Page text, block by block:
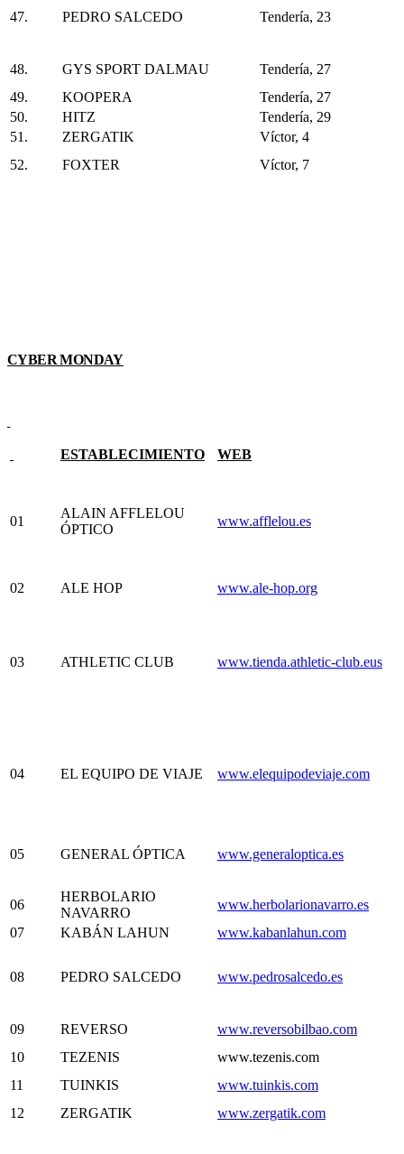
47. PEDRO SALCEDO Tendería, 23
48. GYS SPORT DALMAU
Tendería, 27
49.
KOOPERA
Tendería, 27
50.
HITZ
Tendería, 29
51.
ZERGATIK
Víctor, 4
52.
FOXTER Víctor, 7
CYBER MONDAY
ESTABLECIMIENTO WEB
01
ALAIN AFFLELOU
ÓPTICO
www.afflelou.es
02 ALE HOP www.ale-hop.org
03 ATHLETIC CLUB www.tienda.athletic-club.eus
04 EL EQUIPO DE VIAJE www.elequipodeviaje.com
05 GENERAL ÓPTICA www.generaloptica.es
06
HERBOLARIO
NAVARRO
www.herbolarionavarro.es
07
KABÁN LAHUN www.kabanlahun.com
08 PEDRO SALCEDO www.pedrosalcedo.es
09 REVERSO
www.reversobilbao.com
10
TEZENIS
www.tezenis.com
11
TUINKIS
www.tuinkis.com
12
ZERGATIK www.zergatik.com